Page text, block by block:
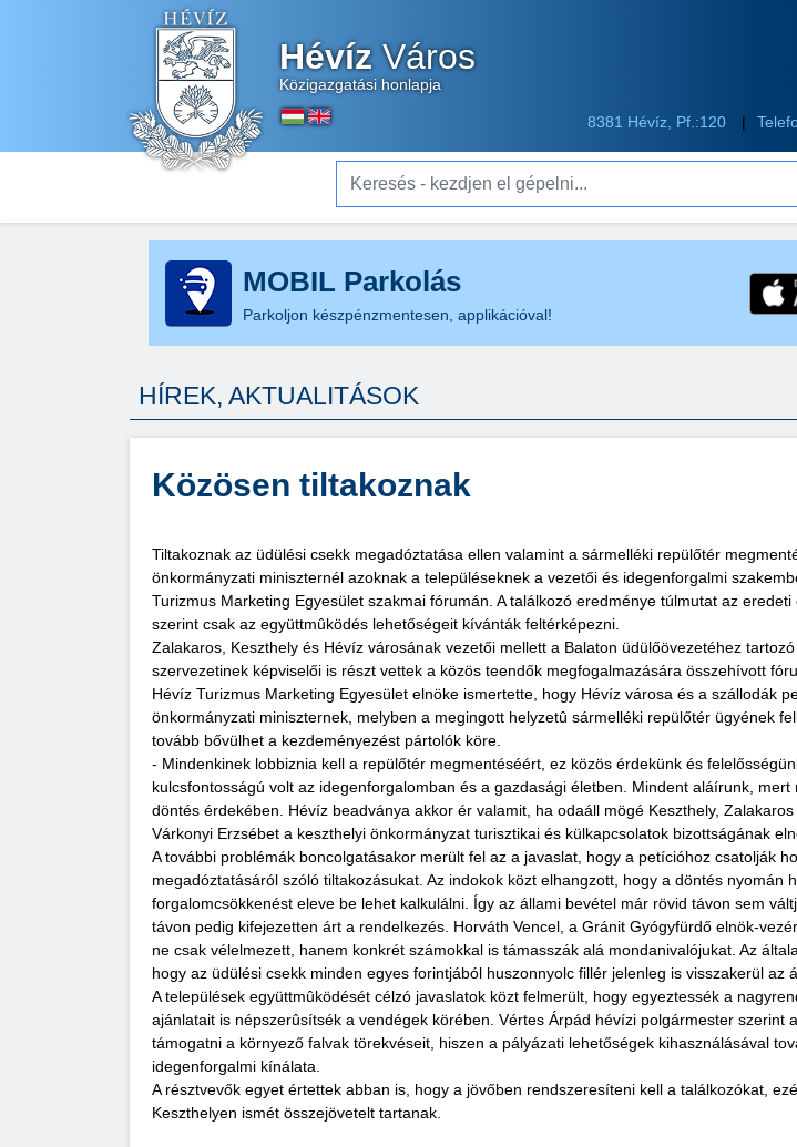
HévízVáros
Közigazgatási honlapja
8381 Hévíz, Pf.:120
Keresés - kezdjen el gépelni...
MOBIL Parkolás
Parkoljon készpénzmentesen, applikációval!
HÍREK, AKTUALITÁSOK
Közösen tiltakoznak
Tiltakoznak az üdülési csekk megadóztatása ellen valamint a sármelléki repülőtér
önkormányzati miniszternél azoknak a településeknek a vezetői és idegenforgalmi
Turizmus Marketing Egyesület szakmai fórumán. A találkozó eredménye túlmutat az
szerint csak az együttmûködés lehetőségeit kívánták feltérképezni.
Zalakaros, Keszthely és Hévíz városának vezetői mellett a Balaton üdülőövezetéhez
szervezetinek képviselői is részt vettek a közös teendők megfogalmazására összehívott
Hévíz Turizmus Marketing Egyesület elnöke ismertette, hogy Hévíz városa és a szállodák
önkormányzati miniszternek, melyben a megingott helyzetû sármelléki repülőtér ügyének
tovább bővülhet a kezdeményezést pártolók köre.
- Mindenkinek lobbiznia kell a repülőtér megmentéséért, ez közös érdekünk és
kulcsfontosságú volt az idegenforgalomban és a gazdasági életben. Mindent aláírunk,
döntés érdekében. Hévíz beadványa akkor ér valamit, ha odaáll mögé Keszthely,
Várkonyi Erzsébet a keszthelyi önkormányzat turisztikai és külkapcsolatok bizottságának
A további problémák boncolgatásakor merült fel az a javaslat, hogy a petícióhoz csatolják
megadóztatásáról szóló tiltakozásukat. Az indokok közt elhangzott, hogy a döntés nyomán
forgalomcsökkenést eleve be lehet kalkulálni. Így az állami bevétel már rövid távon sem
távon pedig kifejezetten árt a rendelkezés. Horváth Vencel, a Gránit Gyógyfürdő elnök-
ne csak vélelmezett, hanem konkrét számokkal is támasszák alá mondanivalójukat. Az
hogy az üdülési csekk minden egyes forintjából huszonnyolc fillér jelenleg is visszakerül az
A települések együttmûködését célzó javaslatok közt felmerült, hogy egyeztessék a
ajánlatait is népszerûsítsék a vendégek körében. Vértes Árpád hévízi polgármester szerint
támogatni a környező falvak törekvéseit, hiszen a pályázati lehetőségek kihasználásával
idegenforgalmi kínálata.
A résztvevők egyet értettek abban is, hogy a jövőben rendszeresíteni kell a találkozókat,
Keszthelyen ismét összejövetelt tartanak.